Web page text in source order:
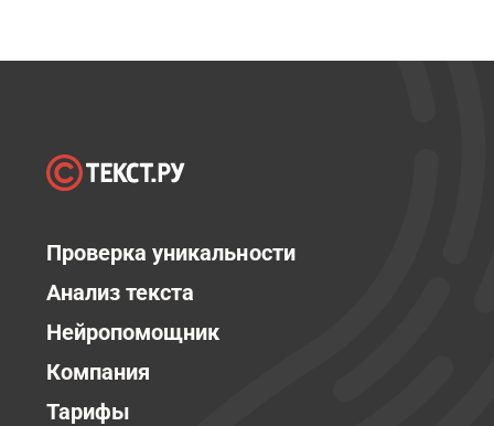
Проверка уникальности
Анализ текста
Нейропомощник
Компания
Тарифы